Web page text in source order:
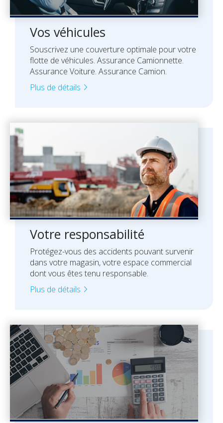
Vos finances
Check-up Assurances
Vos véhicules
Souscrivez une couverture optimale pour votre
flotte de véhicules. Assurance Camionnette.
Assurance Voiture. Assurance Camion.
Plus de détails
Votre responsabilité
Protégez-vous des accidents pouvant survenir
dans votre magasin, votre espace commercial
dont vous êtes tenu responsable.
Plus de détails